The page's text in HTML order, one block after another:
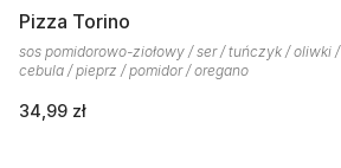
Pizza Torino
sos pomidorowo-ziołowy / ser / tuńczyk / oliwki /
cebula / pieprz / pomidor / oregano
34,99 zł